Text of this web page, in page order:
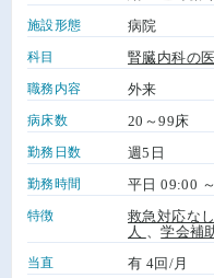
施設形態 病院
科目 腎臓内科の
職務内容 外来
病床数 20～99床
勤務日数 週5日
勤務時間 平日 09:00
特徴 救急対応な
人
、学会補
当直 有 4回/月